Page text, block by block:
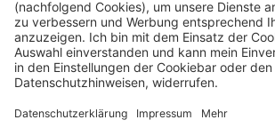
AGB
AEB
© 2026 q.beyond AG